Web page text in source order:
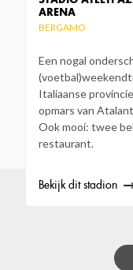
ARENA
BERGAMO
Een nogal
Italiaanse
opmars van
Ook mooi: twee
restaurant.
Bekijk dit stadion